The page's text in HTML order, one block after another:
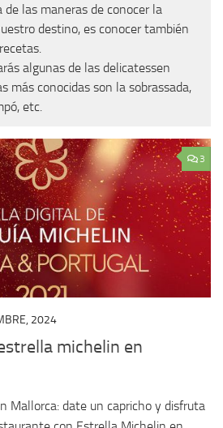
de las maneras de conocer la
destino, es conocer también
algunas de las delicatessen
más conocidas son la sobrassada,
etc.
3
2024
michelin en
Mallorca: date un capricho y disfruta